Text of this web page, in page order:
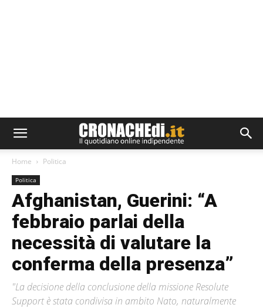
Home Politica
Politica
Afghanistan, Guerini: “A
febbraio parlai della
necessità di valutare la
conferma della presenza”
"La decisione della conclusione della missione Resolute
Support è stata condivisa in ambito Nato, naturalmente